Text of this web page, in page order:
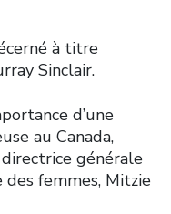
à titre
Sinclair.
d’une
au Canada,
générale
des femmes, Mitzie